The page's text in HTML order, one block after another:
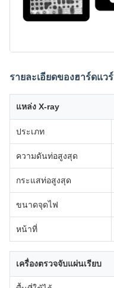
รายละเอียดของฮาร์ดแวร์
แหล่ง X-ray
ประเภท
ความดันท่อสูงสุด
กระแสท่อสูงสุด
ขนาดจุดไฟ
หน้าที่
เครื่องตรวจจับแผ่นเรียบ